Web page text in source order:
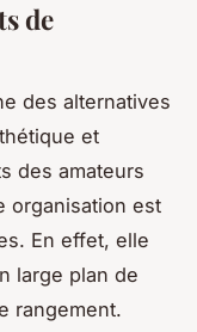
de
des alternatives
et
des amateurs
organisation est
En effet, elle
large plan de
rangement.